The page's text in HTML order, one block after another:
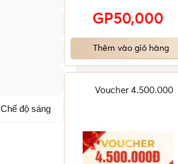
Chế độ sáng
GP50,000
Thêm vào giỏ hàng
Voucher 4.500.000